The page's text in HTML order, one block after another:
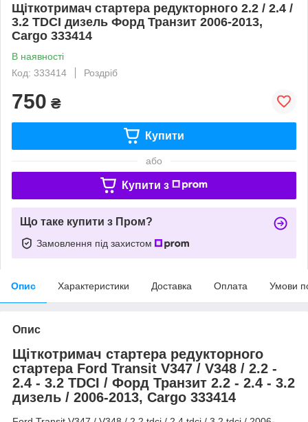
Щіткотримач стартера редукторного 2.2 / 2.4 /
3.2 TDCI дизель Форд Транзит 2006-2013,
Cargo 333414
В наявності
Код: 333414
Роздріб
750 ₴
Купити
або
Купити з
Що таке купити з Пром?
Замовлення під захистом
Опис Характеристики Доставка Оплата Умови
Опис
Щіткотримач стартера редукторного
стартера Ford Transit V347 / V348 / 2.2 -
2.4 - 3.2 TDCI / Форд Транзит 2.2 - 2.4 - 3.2
дизель / 2006-2013, Cargo 333414